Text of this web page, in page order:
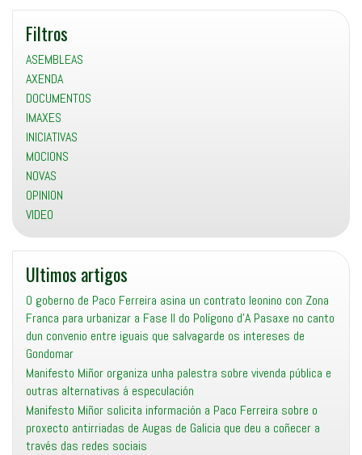
para
que
nos
fagan
caso
Filtros
ASEMBLEAS
AXENDA
DOCUMENTOS
IMAXES
INICIATIVAS
MOCIONS
NOVAS
OPINION
VIDEO
Ultimos artigos
O goberno de Paco Ferreira asina un contrato leonino con Zona
Franca para urbanizar a Fase II do Polígono d’A Pasaxe no canto
dun convenio entre iguais que salvagarde os intereses de
Gondomar
Manifesto Miñor organiza unha palestra sobre vivenda pública e
outras alternativas á especulación
Manifesto Miñor solicita información a Paco Ferreira sobre o
proxecto antirriadas de Augas de Galicia que deu a coñecer a
través das redes sociais